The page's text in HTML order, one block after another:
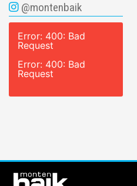
@montenbaik
Error: 400: Bad
Request
Error: 400: Bad
Request